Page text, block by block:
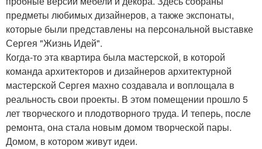
предметы любимых дизайнеров, а также экспонаты,
которые были представлены на персональной выставке
Сергея "Жизнь Идей".
Когда-то эта квартира была мастерской, в которой
команда архитекторов и дизайнеров архитектурной
мастерской Сергея махно создавала и воплощала в
реальность свои проекты. В этом помещении прошло 5
лет творческого и плодотворного труда. И теперь, после
ремонта, она стала новым домом творческой пары.
Домом, в котором живут идеи.